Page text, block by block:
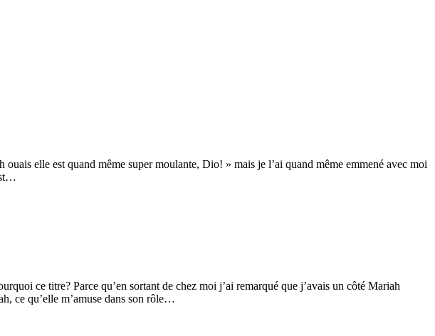
elle est quand même super moulante, Dio! » mais je l’ai quand même emmené avec moi
ce titre? Parce qu’en sortant de chez moi j’ai remarqué que j’avais un côté Mariah
ce qu’elle m’amuse dans son rôle…